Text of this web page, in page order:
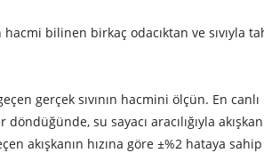
bilinen birkaç odacıktan ve sıvıyla
gerçek sıvının hacmini ölçün. En
su sayacı aracılığıyla
akışkanın hızına göre ±%2 hataya